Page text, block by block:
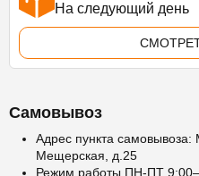
На следующий день
Самовывоз
Адрес пункта самовывоза:
Мещерская, д.25
Режим работы ПН-ПТ